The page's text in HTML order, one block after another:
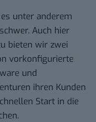
unter anderem
Auch hier
bieten wir zwei
vorkonfigurierte
und
ihren Kunden
Start in die